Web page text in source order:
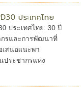
ประเทศไทย
ประเทศไทย: 30 ปี
รและการพัฒนาที่
เสนอแนะพา
ประชากรแห่ง